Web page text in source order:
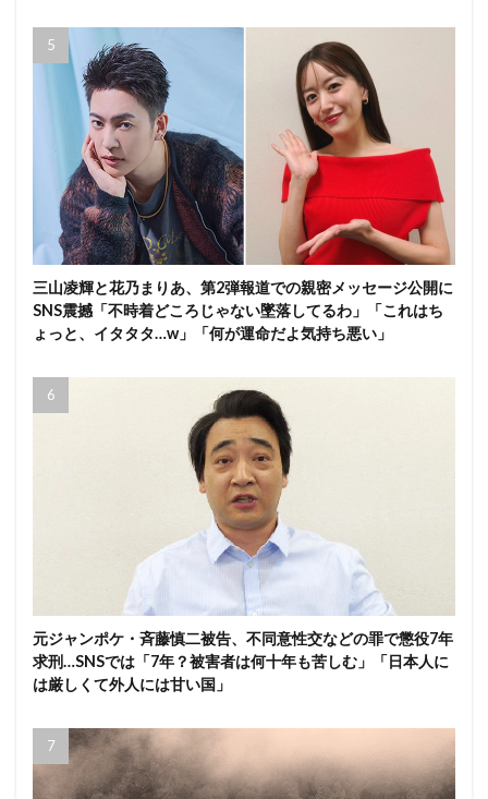
三山凌輝と花乃まりあ、第2弾報道での親密メッセージ公開に
SNS震撼「不時着どころじゃない墜落してるわ」「これはち
ょっと、イタタタ…w」「何が運命だよ気持ち悪い」
元ジャンポケ・斉藤慎二被告、不同意性交などの罪で懲役7年
求刑…SNSでは「7年？被害者は何十年も苦しむ」「日本人に
は厳しくて外人には甘い国」